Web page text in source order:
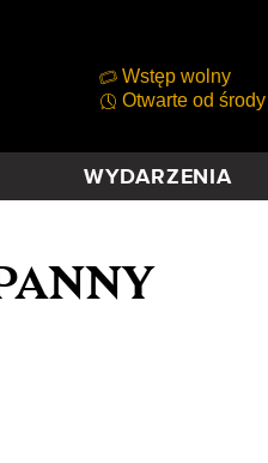
Wstęp wolny
Otwarte od
WYDARZENIA